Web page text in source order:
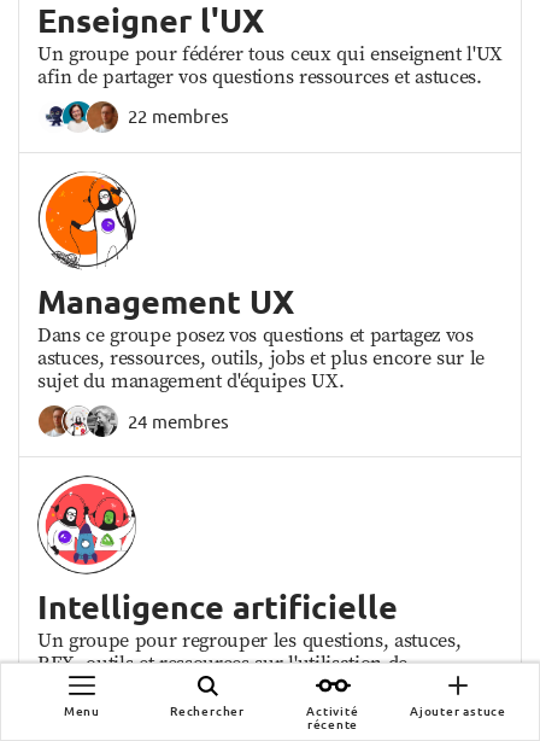
Enseigner l'UX
Un groupe pour fédérer tous ceux qui enseignent l'UX
afin de partager vos questions ressources et astuces.
22 membres
Management UX
Dans ce groupe posez vos questions et partagez vos
astuces, ressources, outils, jobs et plus encore sur le
sujet du management d'équipes UX.
24 membres
Intelligence artificielle
Un groupe pour regrouper les questions, astuces,
REX, outils et ressources sur l'utilisation de
l'intelligence artificielle dans les métiers de l'UX.
Menu Rechercher
Activité
récente
Ajouter astuce